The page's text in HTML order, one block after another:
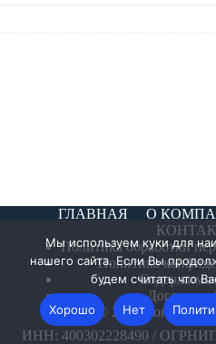
ГЛАВНАЯ О
Политика обработки
Политика
Договор-
© 2026 Конов
ИНН: 400302228490 /
Мы используем куки для
нашего сайта. Если Вы
будем считать что
Хорошо Нет